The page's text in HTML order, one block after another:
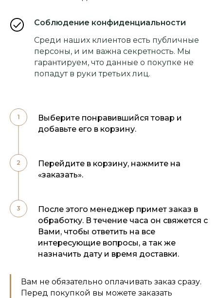
Соблюдение конфиденциальности
Среди наших клиентов есть публичные
персоны, и им важна секретность. Мы
гарантируем, что данные о покупке не
попадут в руки третьих лиц.
Выберите понравившийся товар и
добавьте его в корзину.
Перейдите в корзину, нажмите на
«заказать».
После этого менеджер примет заказ в
обработку. В течение часа он свяжется с
Вами, чтобы ответить на все
интересующие вопросы, а так же
назначить дату и время доставки.
Вам не обязательно оплачивать заказ сразу.
Перед покупкой вы можете заказать